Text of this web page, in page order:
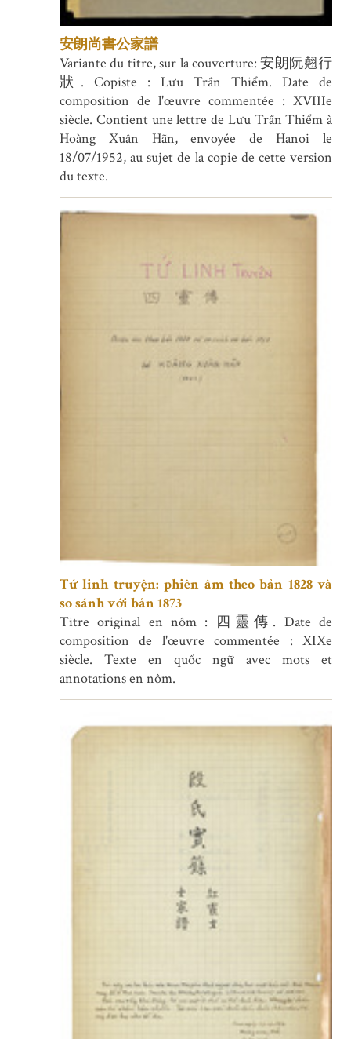
安朗尚書公家譜
Variante du titre, sur la couverture: 安朗阮翹行
狀. Copiste : Lưu Trần Thiểm. Date de
composition de l'œuvre commentée : XVIIIe
siècle. Contient une lettre de Lưu Trần Thiểm à
Hoàng Xuân Hãn, envoyée de Hanoi le
18/07/1952, au sujet de la copie de cette version
du texte.
Tứ linh truyện: phiên âm theo bản 1828 và
so sánh với bản 1873
Titre original en nôm : 四靈傳. Date de
composition de l'œuvre commentée : XIXe
siècle. Texte en quốc ngữ avec mots et
annotations en nôm.